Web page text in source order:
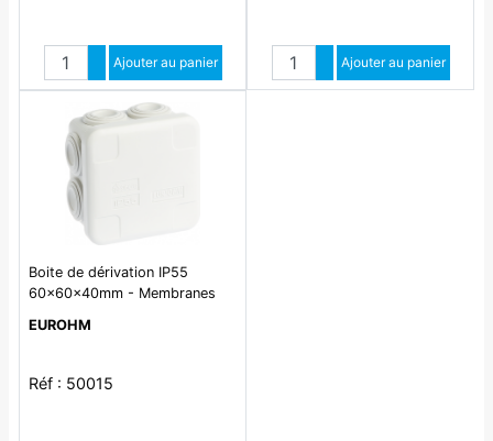
Quantité
Augmenter quantité
Diminuer quantité
Ajouter au panier Quantité
Augmenter quantité
Diminuer quantité
Ajouter au panier
Boite de dérivation IP55
60x60x40mm - Membranes
EUROHM
Réf : 50015